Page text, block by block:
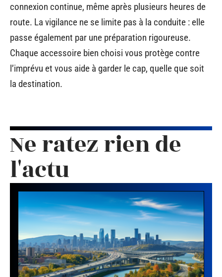
connexion continue, même après plusieurs heures de
route. La vigilance ne se limite pas à la conduite : elle
passe également par une préparation rigoureuse.
Chaque accessoire bien choisi vous protège contre
l’imprévu et vous aide à garder le cap, quelle que soit
la destination.
Ne ratez rien de
l'actu